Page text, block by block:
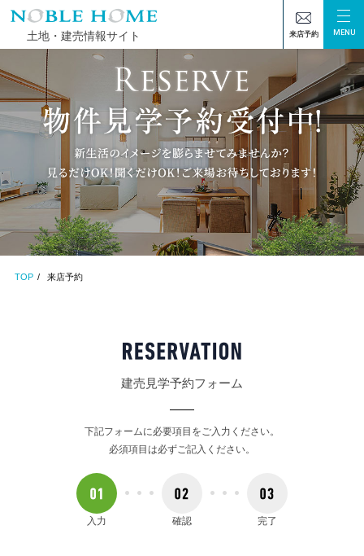
土地・建売情報サイト 来店予約 MENU
TOP 来店予約
建売見学予約フォーム
下記フォームに必要項目をご入力ください。
必須項目は必ずご記入ください。
入力 確認 完了